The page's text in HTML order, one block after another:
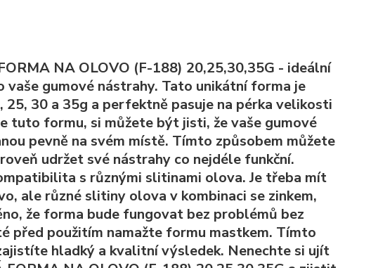
NA OLOVO (F-188) 20,25,30,35G - ideální
gumové nástrahy. Tato unikátní forma je
30 a 35g a perfektně pasuje na pérka velikosti
tuto formu, si můžete být jisti, že vaše gumové
pevně na svém místě. Tímto způsobem můžete
udržet své nástrahy co nejdéle funkční.
s různými slitinami olova. Je třeba mít
ale různé slitiny olova v kombinaci se zinkem,
že forma bude fungovat bez problémů bez
před použitím namažte formu mastkem. Tímto
hladký a kvalitní výsledek. Nenechte si ujít